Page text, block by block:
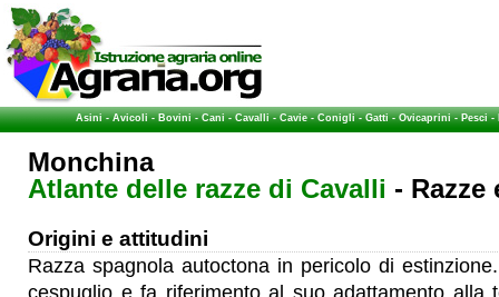
Asini-Avicoli-Bovini-Cani-Cavalli-Cavie-Conigli-Gatti-Ovicaprini-Pesci-
Monchina
Atlante delle razze di Cavalli - Razze
Origini e attitudini
Razza spagnola autoctona in pericolo di
cespuglio e fa riferimento al suo adattamento alla